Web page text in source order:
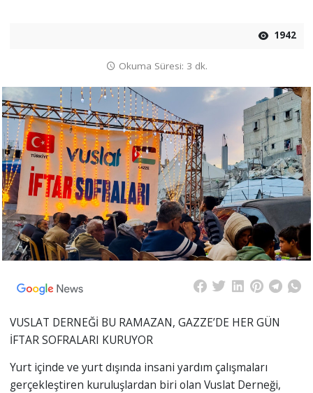
1942
Okuma Süresi: 3 dk.
VUSLAT DERNEĞİ BU RAMAZAN, GAZZE’DE HER GÜN
İFTAR SOFRALARI KURUYOR
Yurt içinde ve yurt dışında insani yardım çalışmaları
gerçekleştiren kuruluşlardan biri olan Vuslat Derneği,